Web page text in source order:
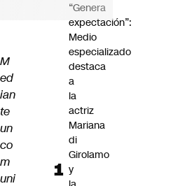
M
ed
ian
te
un
co
m
uni
“Genera
expectación”:
Medio
especializado
destaca
a
la
actriz
Mariana
di
Girolamo
y